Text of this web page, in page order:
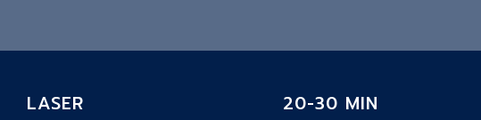
LASER 20-30 MIN